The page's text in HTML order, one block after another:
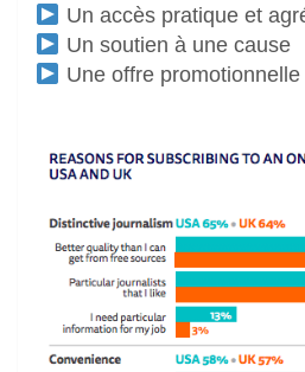
Un accès pratique et
Un soutien à une cause
Une offre promotionnelle